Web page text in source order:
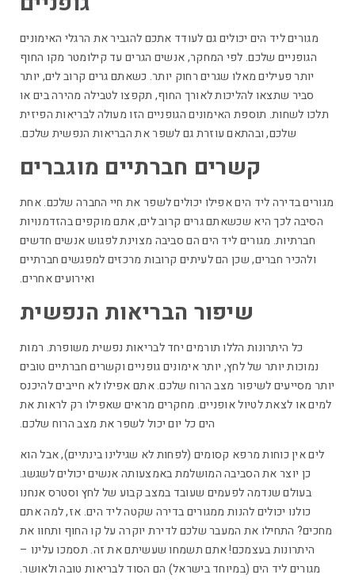
מגורים ליד הים יכולים גם לעודד אתכם להגביר את הרגלי האימונים
הגופניים שלכם. לפי המחקר, אנשים הגרים עד קילומטר מקו החוף
יותר פעילים מאלו שגרים רחוק יותר. כשאתם גרים קרוב לים, יותר
סביר שתצאו להליכות לאורך החוף, תקפצו לטבילה מהירה בים או
תלכו לשחות. תוספת האימונים הגופניים הזו מעולה לבריאות הפיזית
שלכם, ובהתאם עוזרת גם לשפר את הבריאות הנפשית שלכם.
קשרים חברתיים מוגברים
מגורים בדירה ליד הים אפילו יכולים לשפר את חיי החברה שלכם. אחת
הסיבה לכך היא שכשאתם גרים קרוב לים, אתם מוקפים בהזדמנויות
חברתיות. מגורים ליד הים הם סביבה מצוינת לפגוש אנשים חדשים
ולהכיר חברים, שכן הם לעיתים קרובות מרכזים למפגשים חברתיים
ואירועים אחרים.
שיפור הבריאות הנפשית
כל היתרונות הללו תורמים יחד לבריאות נפשית משופרת. רמות
נמוכות יותר של לחץ, יותר אימונים גופניים וקשרים חברתיים טובים
יותר מסייעים לשיפור מצב הרוח שלכם. אתם אפילו לא חייבים להיכנס
למים או לצאת לטיול אופניים. מחקרים מראים שאפילו רק לראות את
הים כל יום יכול לשפר את מצב הרוח שלכם.
לים אין כוחות מרפא קסומים (לפחות לא שגילינו בינתיים), אבל הוא
כן יוצר את הסביבה המושלמת באמצעותה אנשים יכולים לשגשג.
בעולם שנדמה לפעמים שעובד במצב קבוע של לחץ וסטרס אנחנו
כולנו יכולים להנות ממגורים בדירה שקטה ליד הים. אז, למה אתם
מחכים? התחילו את המעבר שלכם לדירת יוקרה על קו החוף ותחוו את
היתרונות בעצמכם! אתם תשמחו שעשיתם את זה. תסמכו עלינו –
מגורים ליד הים (במיוחד בישראל) הם הסוד לבריאות טובה ולאושר.